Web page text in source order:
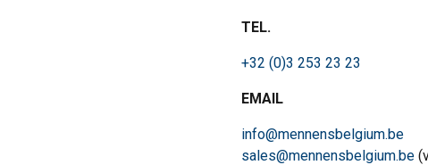
TEL.
+32 (0)3 253 23 23
EMAIL
info@mennensbelgium.be
sales@mennensbelgium.be
REFUSER TOUT
Cookie Policy